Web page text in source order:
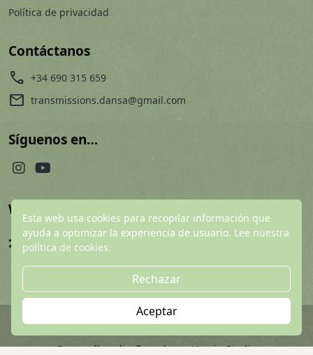
Esta web usa cookies para recopilar información que
ayuda a optimizar la experiencia de usuario. Lee nuestra
política de cookies.
Rechazar
Aceptar
Política de privacidad
Contáctanos
call +34 690 315 659
mail transmissions.dansa@gmail.com
Síguenos en…
Web financiada por:
© 2026 Utopig Studio
Desarrollo y diseño web por Utopig Studio